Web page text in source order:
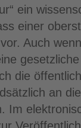
ein
einer
Auch
die
an
Im